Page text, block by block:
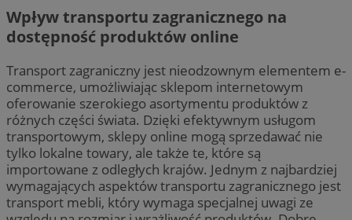
Wpływ transportu zagranicznego na
dostępność produktów online
Transport zagraniczny jest nieodzownym elementem e-
commerce, umożliwiając sklepom internetowym
oferowanie szerokiego asortymentu produktów z
różnych części świata. Dzięki efektywnym usługom
transportowym, sklepy online mogą sprzedawać nie
tylko lokalne towary, ale także te, które są
importowane z odległych krajów. Jednym z najbardziej
wymagających aspektów transportu zagranicznego jest
transport mebli, który wymaga specjalnej uwagi ze